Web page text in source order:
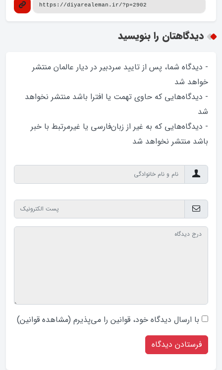
دیدگاهتان را بنویسید
- دیدگاه شما، پس از تایید سردبیر در دیار عالمان منتشر
خواهد‌ شد
- دیدگاه‌هایی که حاوی تهمت یا افترا باشد منتشر نخواهد‌
شد
- دیدگاه‌هایی که به غیر از زبان‌فارسی یا غیرمرتبط با خبر
باشد منتشر نخواهد‌ شد
با ارسال دیدگاه‌ خود، قوانین را می‌پذیرم (مشاهده قوانین)